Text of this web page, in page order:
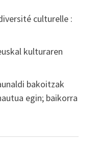
culturelle :
kulturaren
bakoitzak
egin; baikorra